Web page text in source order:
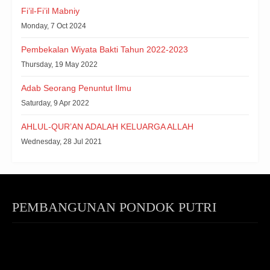
Fi’il-Fi’il Mabniy
Monday, 7 Oct 2024
Pembekalan Wiyata Bakti Tahun 2022-2023
Thursday, 19 May 2022
Adab Seorang Penuntut Ilmu
Saturday, 9 Apr 2022
AHLUL-QUR’AN ADALAH KELUARGA ALLAH
Wednesday, 28 Jul 2021
PEMBANGUNAN PONDOK PUTRI